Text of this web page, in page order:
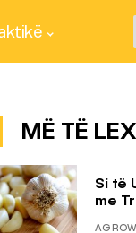
MË TË
Si të
me